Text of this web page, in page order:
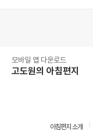
모바일 앱 다운로드
고도원의 아침편지
아침편지 소개